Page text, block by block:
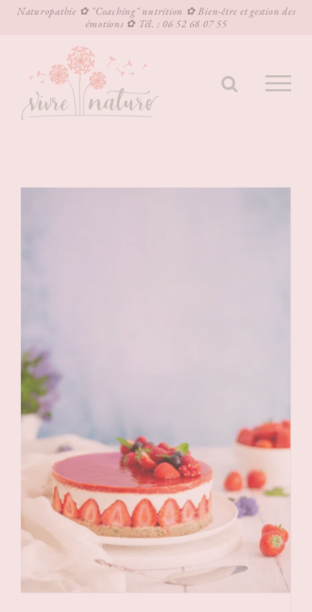
Naturopathie ✿ "Coaching" nutrition ✿ Bien-être et gestion des
émotions ✿ Tél. : 06 52 68 07 55
contenu